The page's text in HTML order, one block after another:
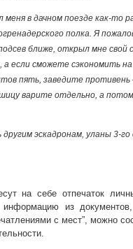
меня в дачном поезде как-то
полка. Я
ближе, открыл мне свой
если сможете сэкономить
пять, заведите противень
варите отдельно, а
другим эскадронам, уланы 3-
на себе отпечаток
из документов,
с мест”, можно